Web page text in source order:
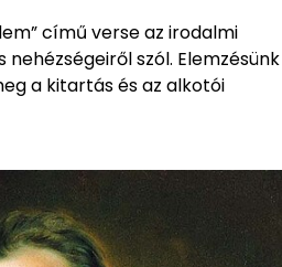
című verse az irodalmi
szól. Elemzésünk
a kitartás és az alkotói